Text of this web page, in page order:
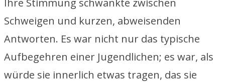
Ihre Stimmung schwankte zwischen
Schweigen und kurzen, abweisenden
Antworten. Es war nicht nur das typische
Aufbegehren einer Jugendlichen; es war, als
würde sie innerlich etwas tragen, das sie